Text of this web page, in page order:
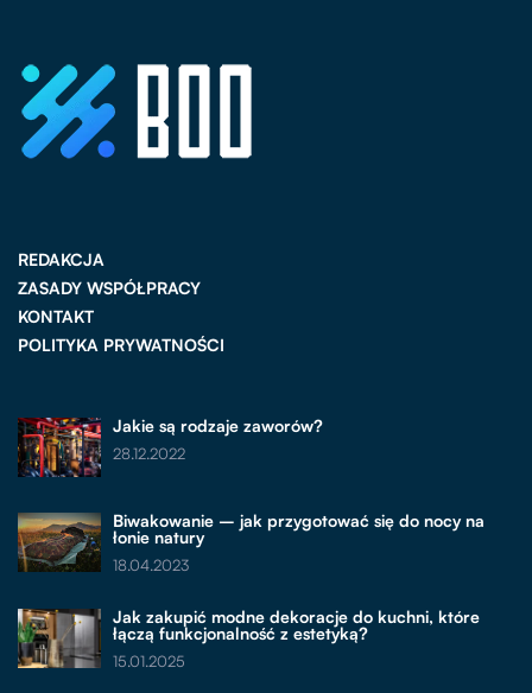
REDAKCJA
ZASADY WSPÓŁPRACY
KONTAKT
POLITYKA PRYWATNOŚCI
Jakie są rodzaje zaworów?
28.12.2022
Biwakowanie – jak przygotować się do nocy na
łonie natury
18.04.2023
Jak zakupić modne dekoracje do kuchni, które
łączą funkcjonalność z estetyką?
15.01.2025